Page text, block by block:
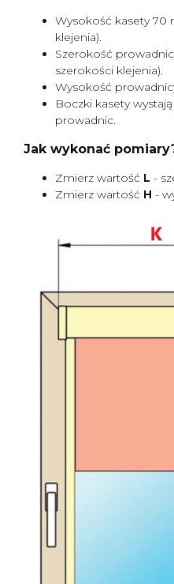
Wysokość kasety
klejenia).
Szerokość
szerokości klejenia).
Wysokość
Boczki kasety
prowadnic.
Jak wykonać
Zmierz wartość L -
Zmierz wartość H -